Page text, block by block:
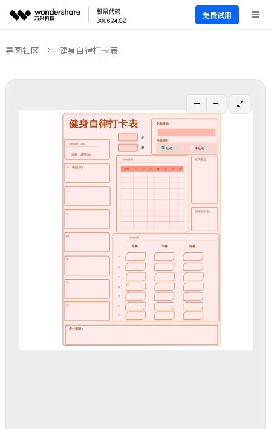
免费试用
导图社区 健身自律打卡表